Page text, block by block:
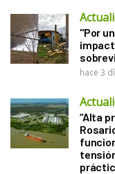
"Por
hace 3
“Alta